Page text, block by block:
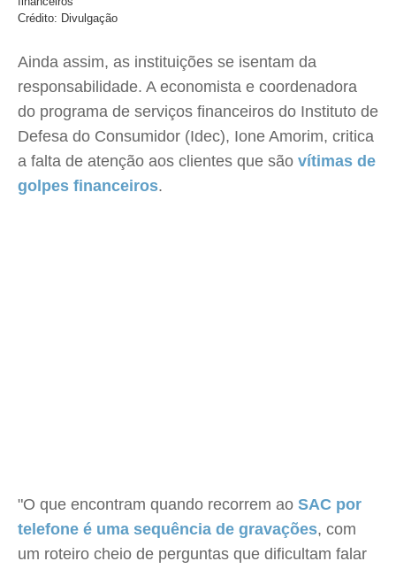
Crédito: Divulgação
Ainda assim, as instituições se isentam da
responsabilidade. A economista e coordenadora
do programa de serviços financeiros do Instituto de
Defesa do Consumidor (Idec), Ione Amorim, critica
a falta de atenção aos clientes que são vítimas de
golpes financeiros.
"O que encontram quando recorrem ao SAC por
telefone é uma sequência de gravações, com
um roteiro cheio de perguntas que dificultam falar